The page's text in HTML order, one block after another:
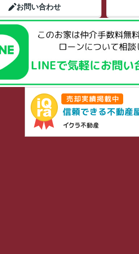
お問い合わせ